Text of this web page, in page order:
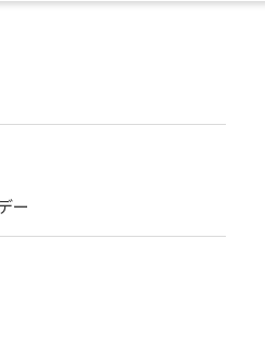
設見学のみとなります)
をお願いいたします。
ー